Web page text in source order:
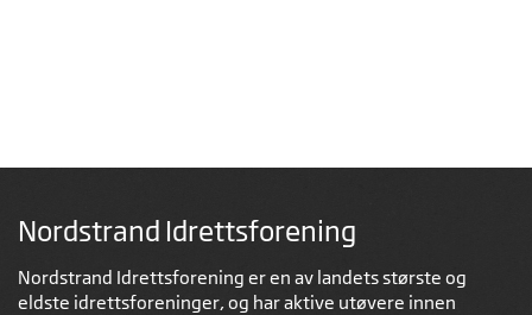
Nordstrand Idrettsforening
Nordstrand Idrettsforening er en av landets største og
eldste idrettsforeninger, og har aktive utøvere innen